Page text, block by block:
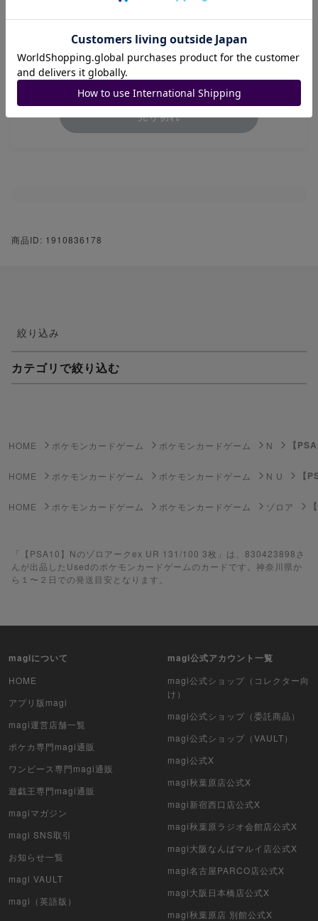
¥77,670(税込)
送料込み
売り切れ
商品ID: 1910836178
絞り込み
カテゴリで絞り込む
ポケカ（未開封BOX）
遊戯王（未開封BOX）
デュエル・マスターズ
マジック：ザ・ギャザリング
ヴァイスシュヴァルツ
クリプトスペルズ
マイクリプトヒーローズ
遊戯王初期
旧枠デュエマ
HOME ポケモンカードゲーム ポケモンカードゲーム N 【
HOME ポケモンカードゲーム ポケモンカードゲーム N U 【
HOME ポケモンカードゲーム ポケモンカードゲーム ゾロア
「【PSA10】Nのゾロアークex UR 131/100 3枚」は、830423898さ
んが出品したUsedのポケモンカードゲームのカードです。神奈川県か
ら１〜２日での発送目安となります。
magiについて
HOME
アプリ版magi
magi運営店舗一覧
ポケカ専門magi通販
ワンピース専門magi通販
遊戯王専門magi通販
magiマガジン
magi SNS取引
お知らせ一覧
magi VAULT
magi（英語版）
magi公式アカウント一覧
magi公式ショップ（コレクター向
け）
magi公式ショップ（委託商品）
magi公式ショップ（VAULT）
magi公式X
magi秋葉原店公式X
magi新宿西口店公式X
magi秋葉原ラジオ会館店公式X
magi大阪なんばマルイ店公式X
magi名古屋PARCO店公式X
magi大阪日本橋店公式X
magi秋葉原店 別館公式X